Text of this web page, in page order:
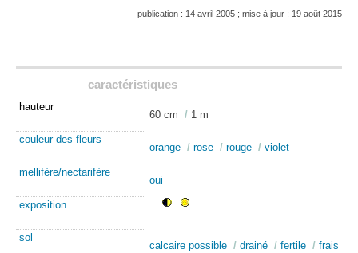
publication : 14 avril 2005 ; mise à jour : 19 août 2015
caractéristiques
hauteur
60 cm / 1 m
couleur des fleurs
orange / rose / rouge / violet
mellifère/nectarifère
oui
exposition
sol
calcaire possible / drainé / fertile / frais